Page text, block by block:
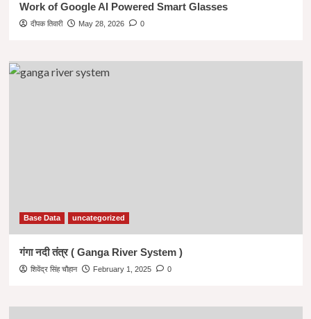
Work of Google AI Powered Smart Glasses
दीपक तिवारी May 28, 2026 0
Base Data uncategorized
गंगा नदी तंत्र ( Ganga River System )
शिवेंद्र सिंह चौहान February 1, 2025 0